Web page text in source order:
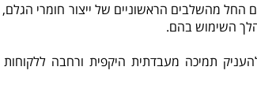
החל מהשלבים הראשוניים של ייצור חומרי
השימוש בהם.
תמיכה מעבדתית היקפית ורחבה ללקוחות